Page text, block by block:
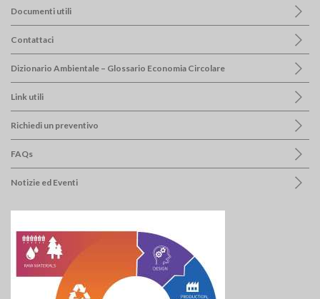
Documenti utili
Contattaci
Dizionario Ambientale – Glossario Economia Circolare
Link utili
Richiedi un preventivo
FAQs
Notizie ed Eventi